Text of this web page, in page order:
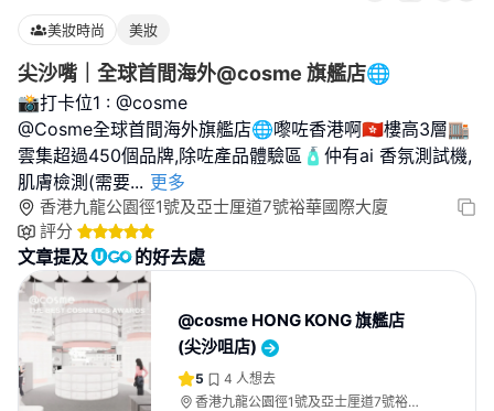
美妝時尚 美妝
尖沙嘴｜全球首間海外@cosme 旗艦店🌐
📸打卡位1 : @cosme
@Cosme全球首間海外旗艦店🌐嚟咗香港啊🇭🇰樓高3層🏬
雲集超過450個品牌,除咗產品體驗區🧴仲有ai 香氛測試機,
肌膚檢測(需要... 更多
香港九龍公園徑1號及亞士厘道7號裕華國際大廈
評分
文章提及 的好去處
@cosme HONG KONG 旗艦店
(尖沙咀店)
5 4 人想去
香港九龍公園徑1號及亞士厘道7號裕華